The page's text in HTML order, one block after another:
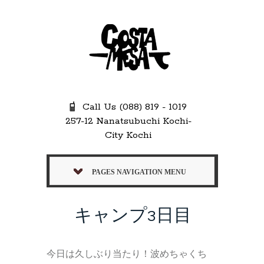
Call Us (088) 819 - 1019
257-12 Nanatsubuchi Kochi-
City Kochi
PAGES NAVIGATION MENU
キャンプ3日目
今日は久しぶり当たり！波めちゃくち